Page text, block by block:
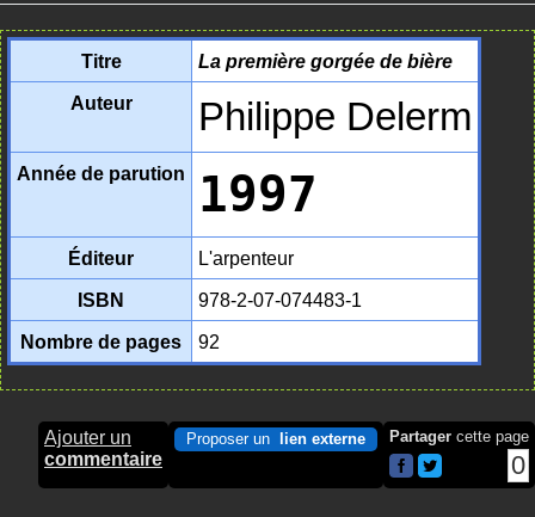
Titre
La première gorgée de bière
Auteur
Philippe Delerm
Année de parution 1997
Éditeur
L'arpenteur
ISBN
978-2-07-074483-1
Nombre de pages
92
Ajouter un
commentaire
Proposer un lien externe Partager cette page
0